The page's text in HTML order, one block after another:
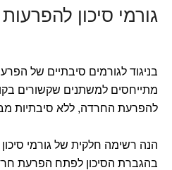
גורמי סיכון
בניגוד לגורמים סיבתיים של
מתייחסים למשתנים שקשורים
להפרעת החרדה, ללא סיבתיות
הנה רשימה חלקית של גורמי
בהגברת הסיכון לפתח הפרעת